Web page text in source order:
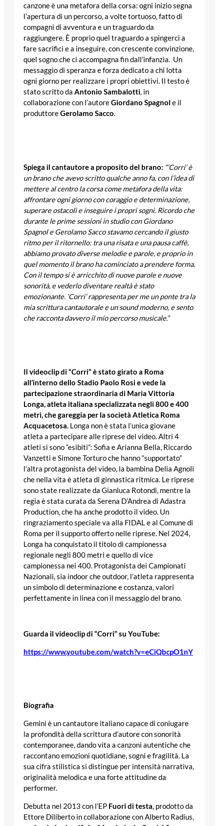
canzone è una metafora della corsa: ogni inizio segna
l’apertura di un percorso, a volte tortuoso, fatto di
compagni di avventura e un traguardo da
raggiungere. È proprio quel traguardo a spingerci a
fare sacrifici e a inseguire, con crescente convinzione,
quel sogno che ci accompagna fin dall’infanzia. Un
messaggio di speranza e forza dedicato a chi lotta
ogni giorno per realizzare i propri obiettivi. Il testo è
stato scritto da Antonio Sambalotti, in
collaborazione con l’autoreGiordano Spagnol e il
produttoreGerolamo Sacco.
Spiega il cantautore a proposito del brano: “‘Corri’ è
un brano che avevo scritto qualche anno fa, con l’idea di
mettere al centro la corsa come metafora della vita:
affrontare ogni giorno con coraggio e determinazione,
superare ostacoli e inseguire i propri sogni. Ricordo che
durante le prime sessioni in studio con Giordano
Spagnol e Gerolamo Sacco stavamo cercando il giusto
ritmo per il ritornello: tra una risata e una pausa caffè,
abbiamo provato diverse melodie e parole, e proprio in
quel momento il brano ha cominciato a prendere forma.
Con il tempo si è arricchito di nuove parole e nuove
sonorità, e vederlo diventare realtà è stato
emozionante. ‘Corri’ rappresenta per me un ponte tra la
mia scrittura cantautorale e un sound moderno, e sento
che racconta davvero il mio percorso musicale.”
Il videoclip di “Corri” è stato girato a Roma
all’interno dello Stadio Paolo Rosi e vede la
partecipazione straordinaria di Maria Vittoria
Longa, atleta italiana specializzata negli 800 e 400
metri, che gareggia per la società Atletica Roma
Acquacetosa. Longa non è stata l’unica giovane
atleta a partecipare alle riprese del video. Altri 4
atleti si sono “esibiti”: Sofia e Arianna Bella, Riccardo
Vanzetti e Simone Torturo che hanno “supportato”
l’altra protagonista del video, la bambina Delia Agnoli
che nella vita è atleta di ginnastica ritmica. Le riprese
sono state realizzate da Gianluca Rotondi, mentre la
regia è stata curata da Serena D’Andrea di Adastra
Production, che ha anche prodotto il video. Un
ringraziamento speciale va alla FIDAL e al Comune di
Roma per il supporto offerto nelle riprese. Nel 2024,
Longa ha conquistato il titolo di campionessa
regionale negli 800 metri e quello di vice
campionessa nei 400. Protagonista dei Campionati
Nazionali, sia indoor che outdoor, l’atleta rappresenta
un simbolo di determinazione e costanza, valori
perfettamente in linea con il messaggio del brano.
Guarda il videoclip di “Corri” su YouTube:
https://www.youtube.com/watch?v=eCiQbcpO1nY
Biografia
Gemini è un cantautore italiano capace di coniugare
la profondità della scrittura d’autore con sonorità
contemporanee, dando vita a canzoni autentiche che
raccontano emozioni quotidiane, sogni e fragilità. La
sua cifra stilistica si distingue per intensità narrativa,
originalità melodica e una forte attitudine da
performer.
Debutta nel 2013 con l’EP Fuori di testa, prodotto da
Ettore Diliberto in collaborazione con Alberto Radius,